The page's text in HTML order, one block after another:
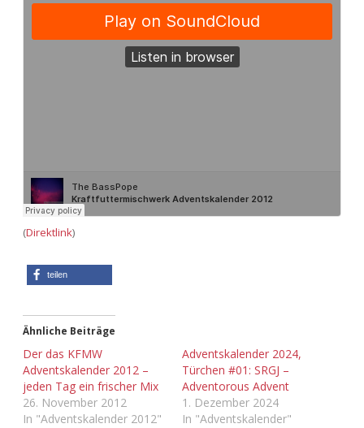
(Direktlink)
teilen
Ähnliche Beiträge
Der das KFMW
Adventskalender 2012 –
jeden Tag ein frischer Mix
26. November 2012
In "Adventskalender 2012"
Adventskalender 2024,
Türchen #01: SRGJ –
Adventorous Advent
1. Dezember 2024
In "Adventskalender"